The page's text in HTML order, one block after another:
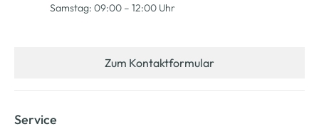
Samstag: 09:00 – 12:00 Uhr
Zum Kontaktformular
Service